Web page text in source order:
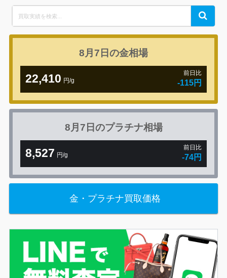
for:
Search
8月7日の金相場
22,410 円/g
前日比
-115円
8月7日のプラチナ相場
8,527 円/g
前日比
-74円
金・プラチナ買取価格